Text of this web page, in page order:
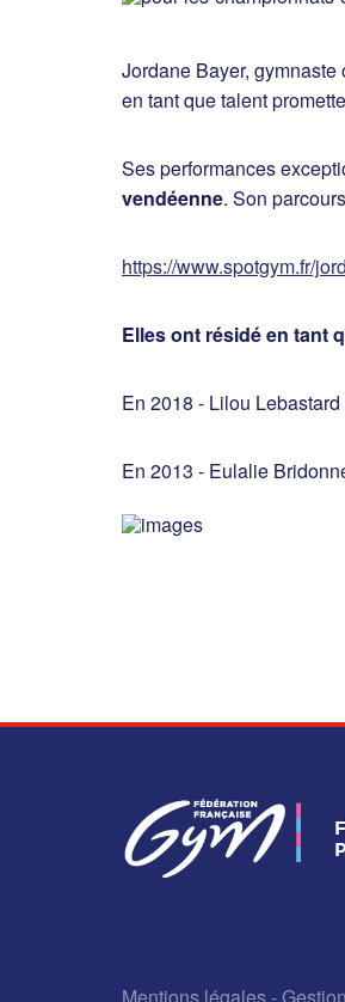
Jordane Bayer,
en tant que talent
Ses performances
vendéenne. Son
https://www.spotgym.fr/
Elles ont résidé en tant
En 2018 - Lilou
En 2013 - Eulalie
Mentions légales-